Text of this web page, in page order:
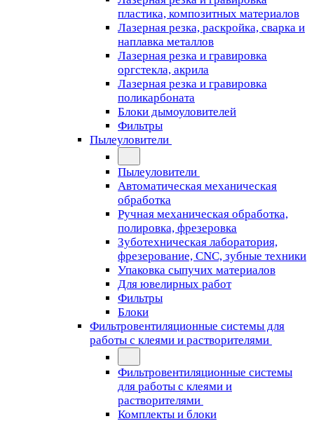
пластика, композитных материалов
Лазерная резка, раскройка, сварка и
наплавка металлов
Лазерная резка и гравировка
оргстекла, акрила
Лазерная резка и гравировка
поликарбоната
Блоки дымоуловителей
Фильтры
Пылеуловители
Пылеуловители
Автоматическая механическая
обработка
Ручная механическая обработка,
полировка, фрезеровка
Зуботехническая лаборатория,
фрезерование, CNC, зубные техники
Упаковка сыпучих материалов
Для ювелирных работ
Фильтры
Блоки
Фильтровентиляционные системы для
работы с клеями и растворителями
Фильтровентиляционные системы
для работы с клеями и
растворителями
Комплекты и блоки